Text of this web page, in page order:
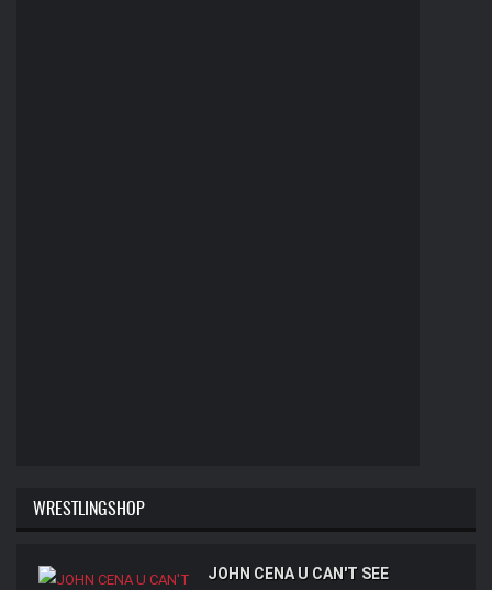
WRESTLINGSHOP
JOHN CENA U CAN'T SEE